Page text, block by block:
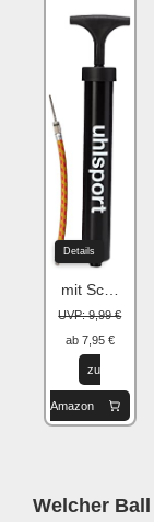
Details
mit Schlauch
UVP: 9,99 €
ab 7,95 €
zu
Amazon
Welcher